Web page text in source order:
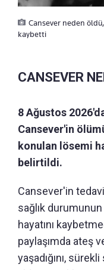
Cansever neden öldü,
kaybetti
CANSEVER
8 Ağustos
Cansever'in
konulan lösemi
belirtildi.
Cansever'in
sağlık durumunun
hayatını
paylaşımda ateş
yaşadığını,